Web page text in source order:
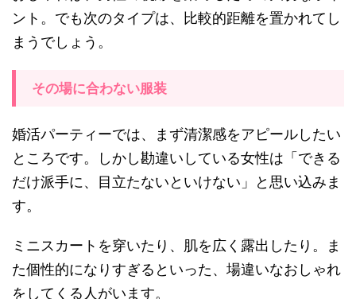
ント。でも次のタイプは、比較的距離を置かれてし
まうでしょう。
その場に合わない服装
婚活パーティーでは、まず清潔感をアピールしたい
ところです。しかし勘違いしている女性は「できる
だけ派手に、目立たないといけない」と思い込みま
す。
ミニスカートを穿いたり、肌を広く露出したり。ま
た個性的になりすぎるといった、場違いなおしゃれ
をしてくる人がいます。